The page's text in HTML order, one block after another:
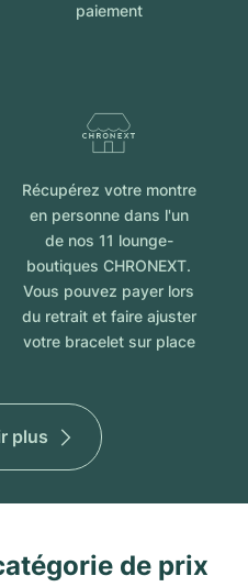
paiement
Récupérez votre montre
en personne dans l'un
de nos 11 lounge-
boutiques CHRONEXT.
Vous pouvez payer lors
du retrait et faire ajuster
votre bracelet sur place
plus
de prix